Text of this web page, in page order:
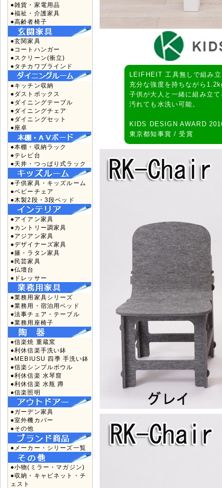
●雑貨・家電用品
●福祉・介護家具
●高齢者椅子
●玄関家具
●コートハンガー
●スクリーン(衝立)
●タチカワブラインド
●キッチン収納
●ダストボックス
●ダイニングテーブル
●ダイニングチェア
●ダイニングセット
●座卓
●本棚・収納ラック
●テレビ台
●天井・つっぱり式ラック
●子供家具・キッズルーム
●ベビーチェア
●木製2段・3段ベッド
●アイアン家具
●カントリー調家具
●アジアン家具
●デザイナーズ家具
●籐・ラタン家具
●民芸家具
●仏壇台
●ドレッサー
●業務用家具シリーズ
●業務用・宿泊用ベッド
●法事チェア・テーブル
●業務用座椅子
●信楽焼 重蔵窯
●利休信楽手洗い鉢
●MEBIUSU 四季 手洗い鉢
●信楽シンプルボウル
●利休信楽 水琴窟
●利休信楽 水瓶 蹲
●信楽照明
●ガーデン家具
●室外機カバー
●その他
●メーカー・シリーズ一覧
●小物(ミラー・マガジン)
●収納・キャビネット・チ
ェスト
LEIFHEIT 工具無しで組み
充分な強度を持ちながら
子供が大人と一緒に組み立
汚れても水洗い可能。
KIDS DESIGN AWARD
東京都知事賞 / 受賞